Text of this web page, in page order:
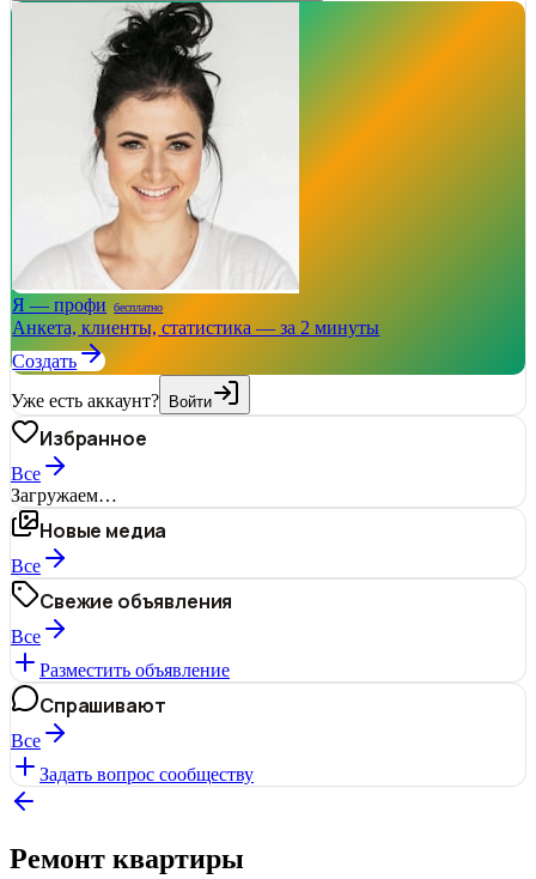
Я — профи бесплатно
Анкета, клиенты, статистика — за 2 минуты
Создать
Уже есть аккаунт? Войти
Избранное
Все
Загружаем…
Новые медиа
Все
Свежие объявления
Все
Разместить объявление
Спрашивают
Все
Задать вопрос сообществу
Ремонт квартиры